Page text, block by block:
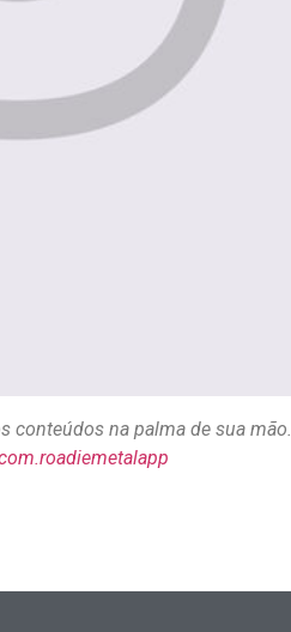
conteúdos na palma de sua mão.